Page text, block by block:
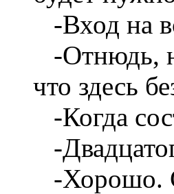
-Вход на
-Отнюдь,
что здесь
-Когда
-
-Хорошо.